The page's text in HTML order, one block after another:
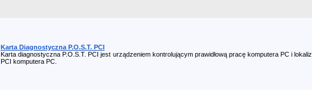
Karta Diagnostyczna P.O.S.T. PCI
Karta diagnostyczna P.O.S.T. PCI jest urządzeniem kontrolującym prawidłową pracę komputera PC i
PCI komputera PC.